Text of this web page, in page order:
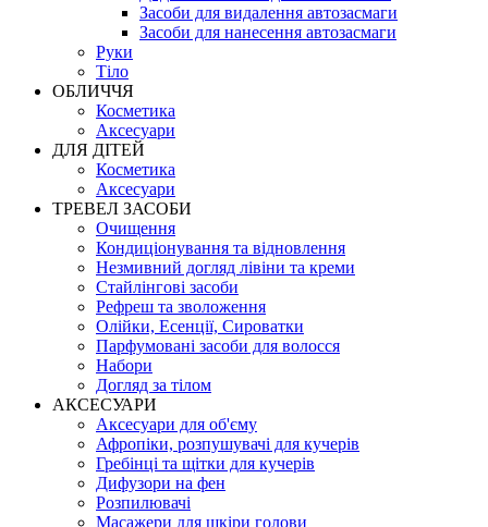
Засоби для видалення автозасмаги
Засоби для нанесення автозасмаги
Руки
Тіло
ОБЛИЧЧЯ
Косметика
Аксесуари
ДЛЯ ДІТЕЙ
Косметика
Аксесуари
ТРЕВЕЛ ЗАСОБИ
Очищення
Кондиціонування та відновлення
Незмивний догляд лівіни та креми
Стайлінгові засоби
Рефреш та зволоження
Олійки, Есенції, Сироватки
Парфумовані засоби для волосся
Набори
Догляд за тілом
АКСЕСУАРИ
Аксесуари для об'єму
Афропіки, розпушувачі для кучерів
Гребінці та щітки для кучерів
Дифузори на фен
Розпилювачі
Масажери для шкіри голови